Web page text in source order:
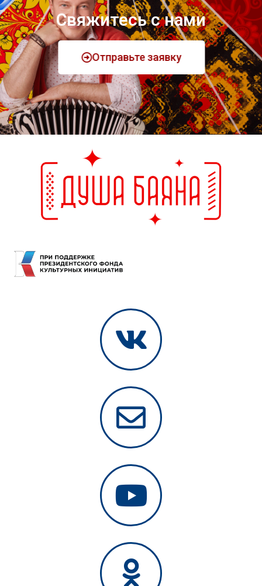
Свяжитесь с нами
Отправьте заявку